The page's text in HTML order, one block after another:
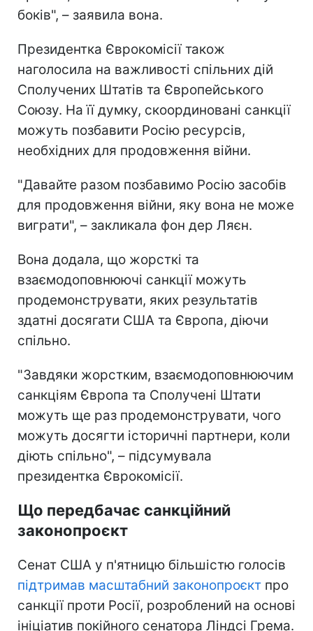
боків", – заявила вона.
Президентка Єврокомісії також
наголосила на важливості спільних дій
Сполучених Штатів та Європейського
Союзу. На її думку, скоординовані санкції
можуть позбавити Росію ресурсів,
необхідних для продовження війни.
"Давайте разом позбавимо Росію засобів
для продовження війни, яку вона не може
виграти", – закликала фон дер Ляєн.
Вона додала, що жорсткі та
взаємодоповнюючі санкції можуть
продемонструвати, яких результатів
здатні досягати США та Європа, діючи
спільно.
"Завдяки жорстким, взаємодоповнюючим
санкціям Європа та Сполучені Штати
можуть ще раз продемонструвати, чого
можуть досягти історичні партнери, коли
діють спільно", – підсумувала
президентка Єврокомісії.
Що передбачає санкційний
законопроєкт
Сенат США у п'ятницю більшістю голосів
підтримав масштабний законопроєкт про
санкції проти Росії, розроблений на основі
ініціатив покійного сенатора Ліндсі Грема.